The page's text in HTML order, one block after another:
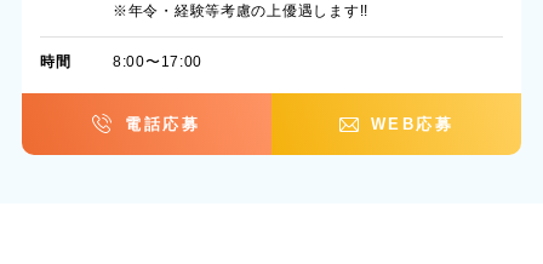
※年令・経験等考慮の上優遇します!!
時間 8:00〜17:00
電話応募 WEB応募